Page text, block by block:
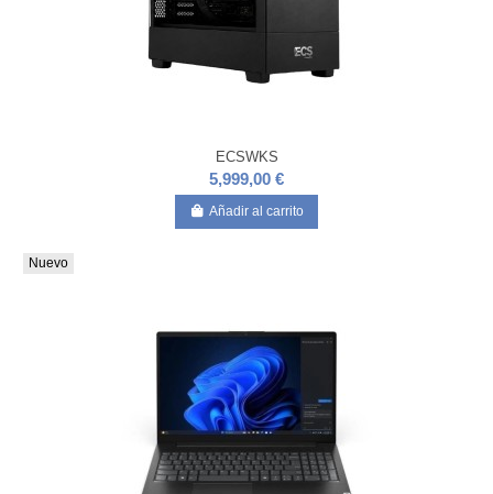
ECSWKS
5,999,00 €
Añadir al carrito
Nuevo